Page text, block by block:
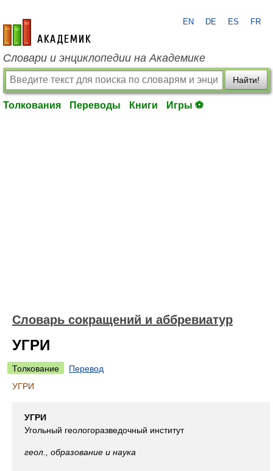
academic.ru
EN DE ES FR
Словари и энциклопедии на Академике
Найти!
Толкования Переводы Книги Игры ⚽
Словарь сокращений и аббревиатур
УГРИ
Толкование
Перевод
УГРИ
УГРИ
Угольный геологоразведочный институт
геол., образование и наука